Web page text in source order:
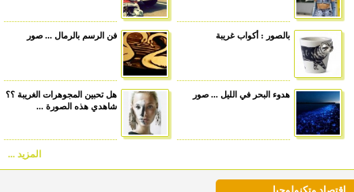
بالصور : أكواب غريبة فن الرسم بالرمال ... صور
هدوء البحر في الليل ... صور
هل تحبين المجوهرات الغريبة ؟؟
شاهدي هذه الصورة ...
المزيد ...